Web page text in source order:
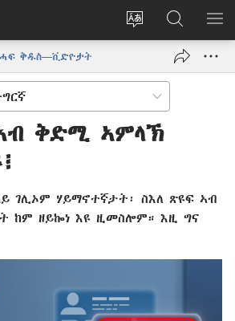
ቋንቋ
እቶ
(opens
ኣብ
JW.ORG
ድለ
ቅዱስ—ቪድዮታት
ቅድሚ ኣምላኽ
ገሊኦም ሃይማኖተኛታት፡ ስእለ ጽዩፍ ኣብ
ከም ዘይኰነ እዩ ዚመስሎም። እዚ ግና